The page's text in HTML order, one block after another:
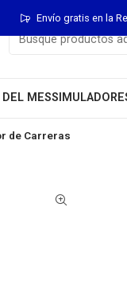
DEL MES
Envío gratis en la
de Carreras